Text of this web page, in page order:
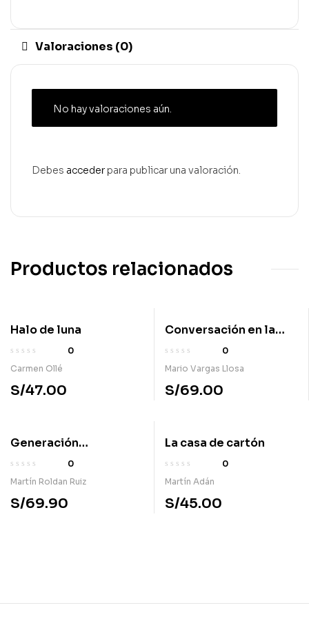
Valoraciones (0)
No hay valoraciones aún.
Debes acceder para publicar una valoración.
Productos relacionados
Halo de luna
0
Carmen Ollé
S/47.00
Conversación en la
catedral
0
Mario Vargas Llosa
S/69.00
Generación
cochebomba
0
Martín Roldan Ruiz
S/69.90
La casa de cartón
0
Martín Adán
S/45.00